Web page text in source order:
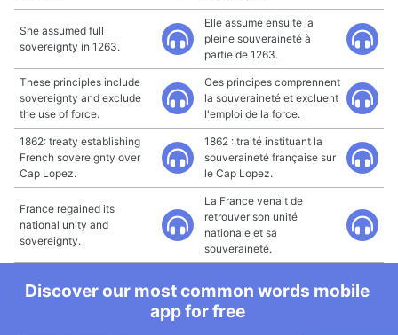
She assumed full
sovereignty in 1263.
Elle assume ensuite la
pleine souveraineté à
partie de 1263.
These principles include
sovereignty and exclude
the use of force.
Ces principes comprennent
la souveraineté et excluent
l'emploi de la force.
1862: treaty establishing
French sovereignty over
Cap Lopez.
1862 : traité instituant la
souveraineté française sur
le Cap Lopez.
France regained its
national unity and
sovereignty.
La France venait de
retrouver son unité
nationale et sa
souveraineté.
Discover our most common words mobile
app for free